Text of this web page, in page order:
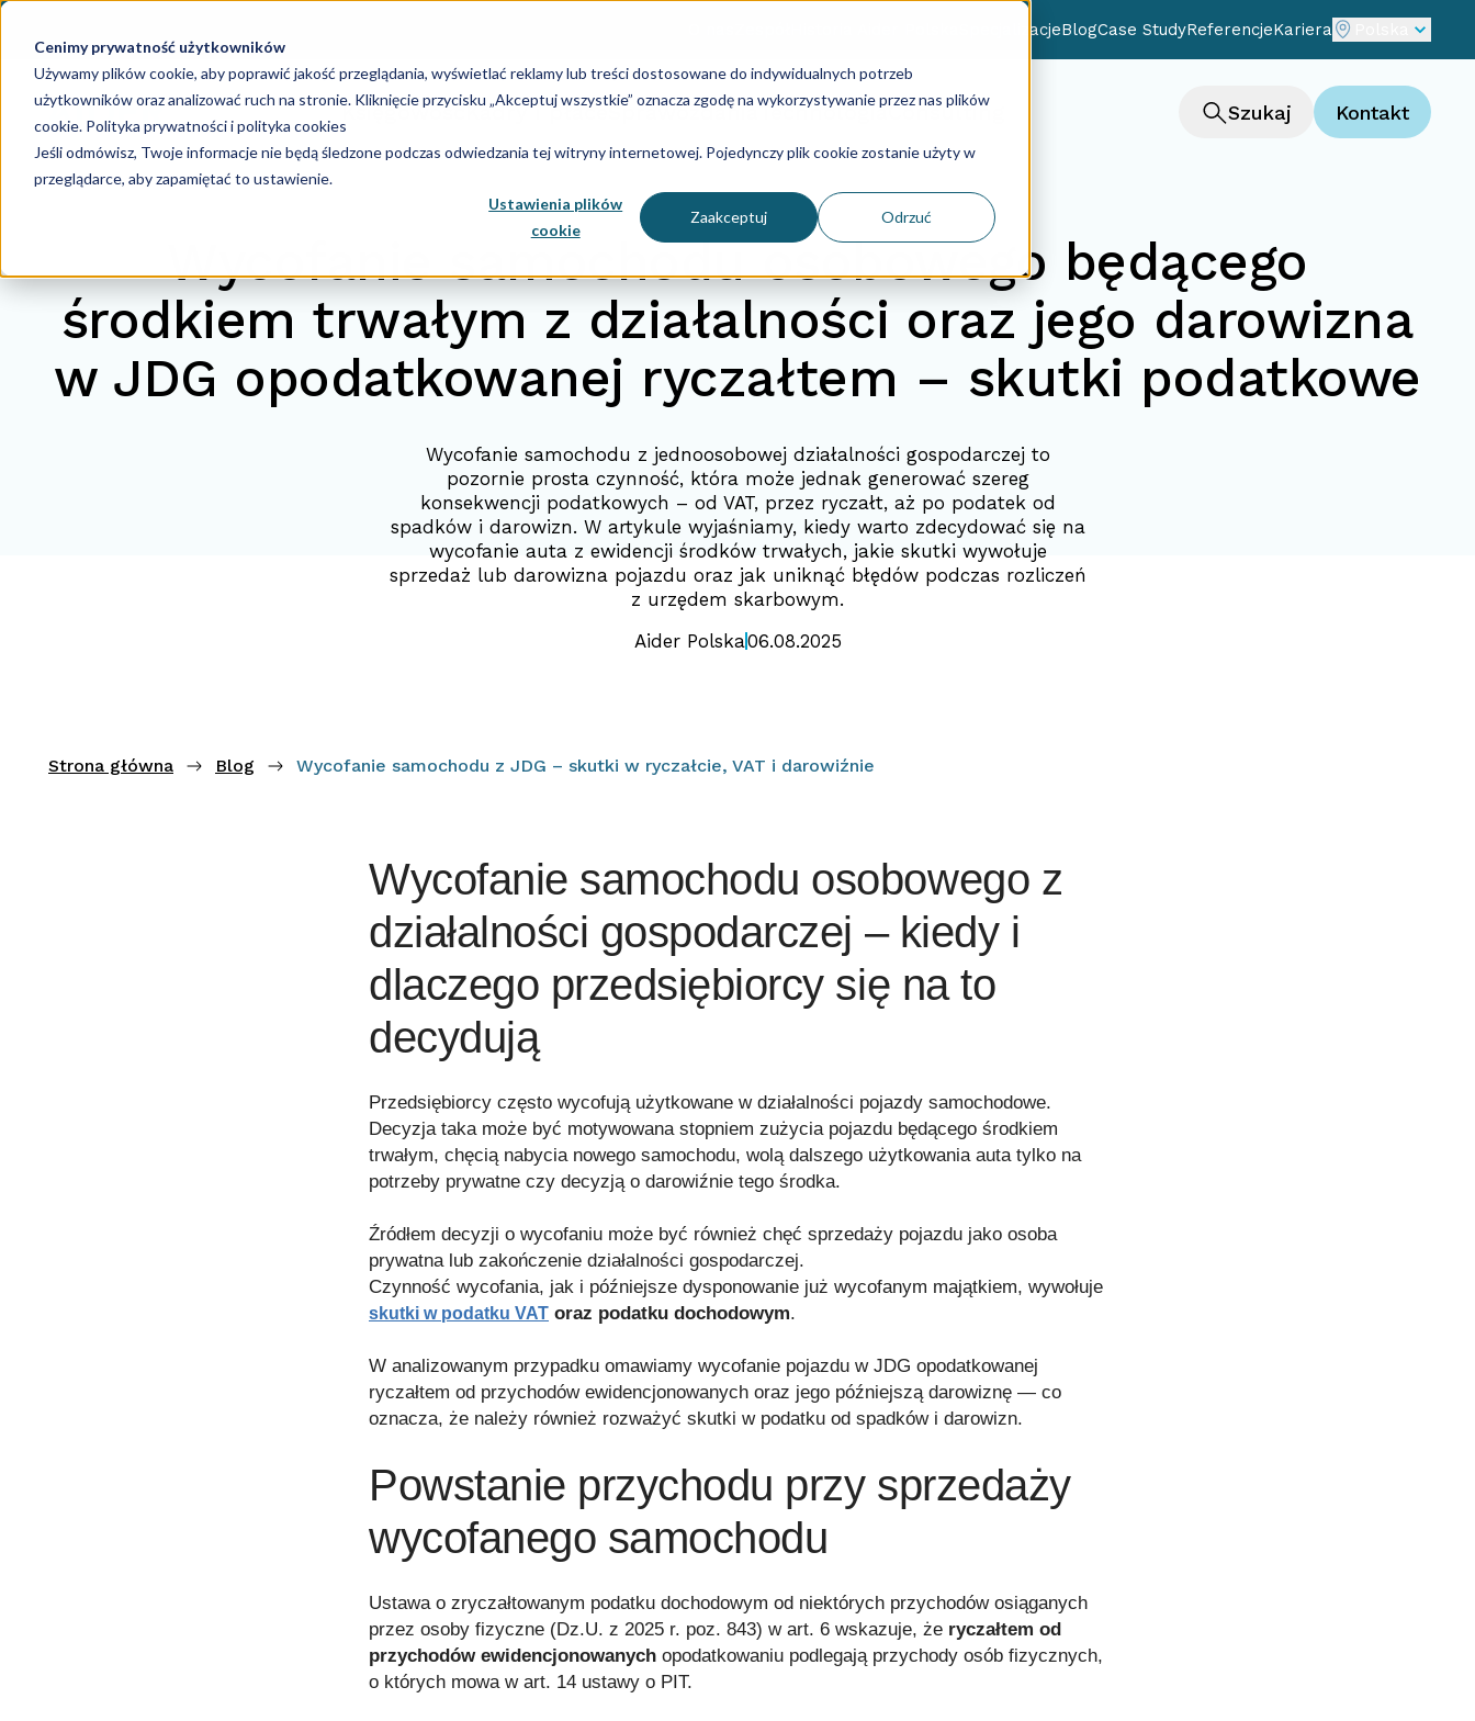
Cenimy prywatność użytkowników
Używamy plików cookie, aby poprawić jakość przeglądania, wyświetlać reklamy lub treści dostosowane do indywidualnych potrzeb
użytkowników oraz analizować ruch na stronie. Kliknięcie przycisku „Akceptuj wszystkie” oznacza zgodę na wykorzystywanie przez nas plików
cookie.Polityka prywatności i polityka cookies
Jeśli odmówisz, Twoje informacje nie będą śledzone podczas odwiedzania tej witryny internetowej. Pojedynczy plik cookie zostanie użyty w
przeglądarce, aby zapamiętać to ustawienie.
Ustawienia plików
cookie
Zaakceptuj Odrzuć
SpecjalizacjeBlogCase StudyReferencjeKariera
KsięgowośćKadry i płaceSprawozdania TechnologiaConsulting Szukaj Kontakt
Wycofanie samochodu osobowego będącego
środkiem trwałym z działalności oraz jego darowizna
w JDG opodatkowanej ryczałtem – skutki podatkowe
Wycofanie samochodu z jednoosobowej działalności gospodarczej to
pozornie prosta czynność, która może jednak generować szereg
konsekwencji podatkowych – od VAT, przez ryczałt, aż po podatek od
spadków i darowizn. W artykule wyjaśniamy, kiedy warto zdecydować się na
wycofanie auta z ewidencji środków trwałych, jakie skutki wywołuje
sprzedaż lub darowizna pojazdu oraz jak uniknąć błędów podczas rozliczeń
z urzędem skarbowym.
Aider Polska06.08.2025
Strona główna Blog Wycofanie samochodu z JDG – skutki w ryczałcie, VAT i darowiźnie
Wycofanie samochodu osobowego z
działalności gospodarczej – kiedy i
dlaczego przedsiębiorcy się na to
decydują
Przedsiębiorcy często wycofują użytkowane w działalności pojazdy samochodowe.
Decyzja taka może być motywowana stopniem zużycia pojazdu będącego środkiem
trwałym, chęcią nabycia nowego samochodu, wolą dalszego użytkowania auta tylko na
potrzeby prywatne czy decyzją o darowiźnie tego środka.
Źródłem decyzji o wycofaniu może być również chęć sprzedaży pojazdu jako osoba
prywatna lub zakończenie działalności gospodarczej.
Czynność wycofania, jak i późniejsze dysponowanie już wycofanym majątkiem, wywołuje
skutki w podatku VAT oraz podatku dochodowym.
W analizowanym przypadku omawiamy wycofanie pojazdu w JDG opodatkowanej
ryczałtem od przychodów ewidencjonowanych oraz jego późniejszą darowiznę — co
oznacza, że należy również rozważyć skutki w podatku od spadków i darowizn.
Powstanie przychodu przy sprzedaży
wycofanego samochodu
Ustawa o zryczałtowanym podatku dochodowym od niektórych przychodów osiąganych
przez osoby fizyczne (Dz.U. z 2025 r. poz. 843) w art. 6 wskazuje, że ryczałtem od
przychodów ewidencjonowanych opodatkowaniu podlegają przychody osób fizycznych,
o których mowa w art. 14 ustawy o PIT.